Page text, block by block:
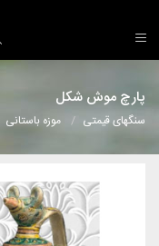
پارچ موش شکل
سنگهای قیمتی موزه باستانی